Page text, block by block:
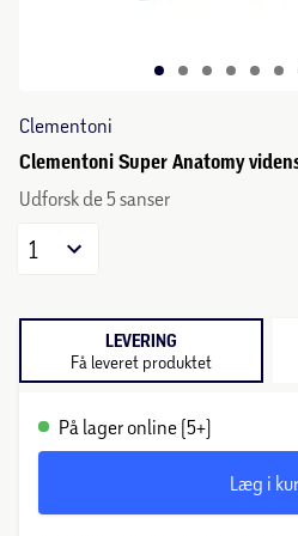
Clementoni
Clementoni Super Anatomy
Udforsk de 5 sanser
1
LEVERING
Få leveret produktet
På lager online (5+)
Læg i